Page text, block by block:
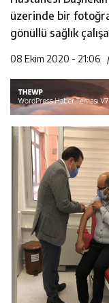
8:15 Çeyrek
üzerinde bir
gönüllü sağlık
08 Ekim 2020 - 21:06